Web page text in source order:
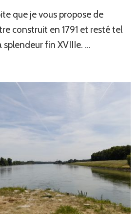
que je vous propose de
construit en 1791 et resté tel
splendeur fin XVIIIe. …